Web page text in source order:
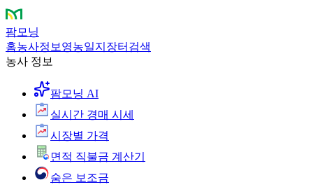
팜모닝
홈농사정보 영농일지 장터 검색
농사 정보
팜모닝 AI
실시간 경매 시세
시장별 가격
면적 직불금 계산기
숨은 보조금